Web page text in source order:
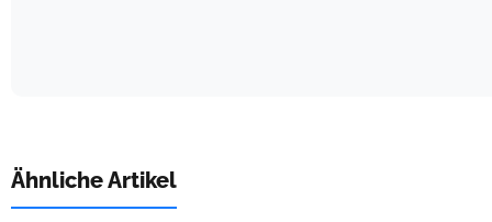
Ähnliche Artikel